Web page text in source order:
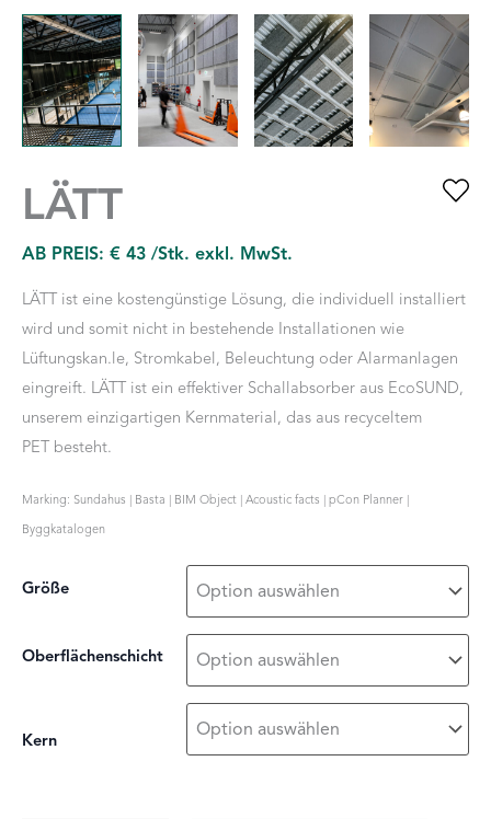
LÄTT
AB PREIS: € 43 /Stk. exkl. MwSt.
LÄTT ist eine kostengünstige Lösung, die individuell installiert
wird und somit nicht in bestehende Installationen wie
Lüftungskan.le, Stromkabel, Beleuchtung oder Alarmanlagen
eingreift. LÄTT ist ein effektiver Schallabsorber aus EcoSUND,
unserem einzigartigen Kernmaterial, das aus recyceltem
PET besteht.
Marking: Sundahus | Basta | BIM Object | Acoustic facts | pCon Planner |
Byggkatalogen
Größe
Oberflächenschicht
Kern